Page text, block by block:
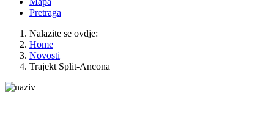
Pretraga
Nalazite se ovdje:
Home
Novosti
Trajekt Split-Ancona